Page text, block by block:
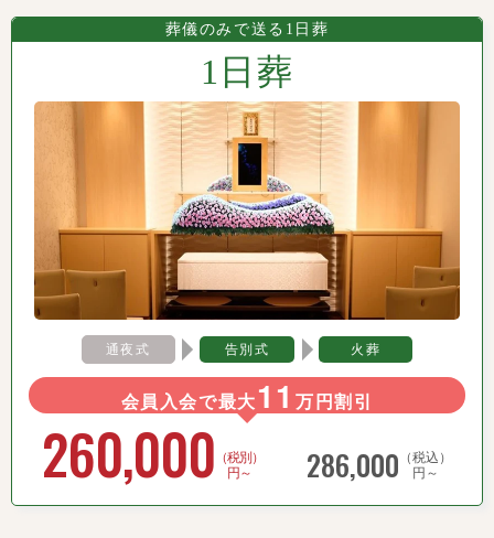
葬儀のみで送る1日葬
1日葬
通夜式 告別式 火葬
会員入会で最大11 万円割引
260,000 （税別）
円～
286,000 （税込）
円～